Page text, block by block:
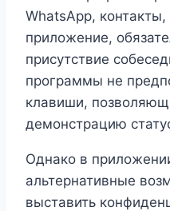
WhatsApp,
приложение,
присутствие
программы не
клавиши,
демонстрацию
Однако в
альтернативные
выставить